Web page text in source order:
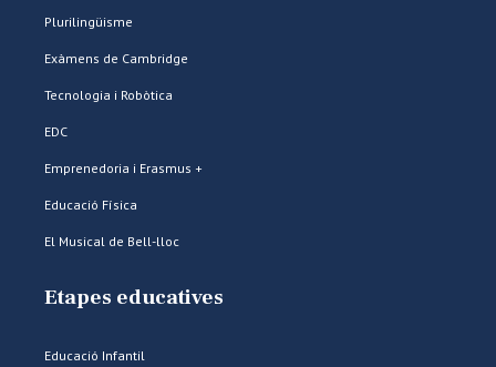
Plurilingüisme
Exàmens de Cambridge
Tecnologia i Robòtica
EDC
Emprenedoria i Erasmus +
Educació Física
El Musical de Bell-lloc
Etapes educatives
Educació Infantil